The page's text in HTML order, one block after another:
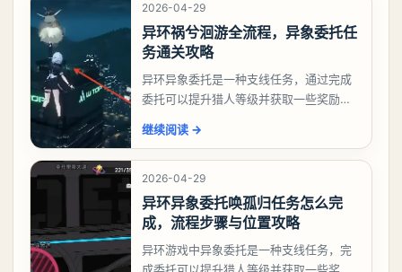
2026-04-29
异环祸兮洄游全流程，异象委托任
务通关攻略
异环异象委托是一种支线任务，通过完成
委托可以提升猎人等级并获取一些奖励，
么做，下面就来告诉大家。异环异象委托
祸兮洄游任务攻略
继续阅读 →
2026-04-29
异环异象委托唤孤归任务怎么完
成，流程步骤与位置攻略
异环游戏中异象委托是一种支线任务，完